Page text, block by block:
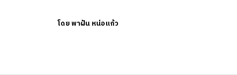
โดยพาฝัน หน่อแก้ว